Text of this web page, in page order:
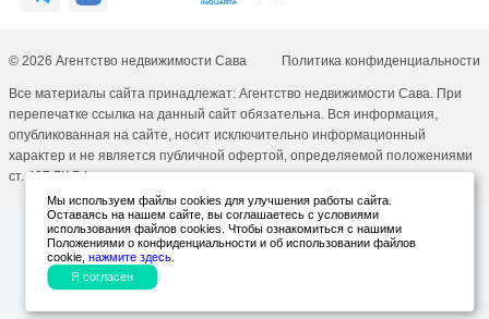
© 2026 Агентство недвижимости Сава Политика конфиденциальности
Все материалы сайта принадлежат: Агентство недвижимости Сава. При
перепечатке ссылка на данный сайт обязательна. Вся информация,
опубликованная на сайте, носит исключительно информационный
характер и не является публичной офертой, определяемой положениями
ст. 437 ГК РФ.
Мы используем файлы cookies для улучшения работы сайта.
Оставаясь на нашем сайте, вы соглашаетесь с условиями
использования файлов cookies. Чтобы ознакомиться с нашими
Положениями о конфиденциальности и об использовании файлов
cookie, нажмите здесь.
Я согласен